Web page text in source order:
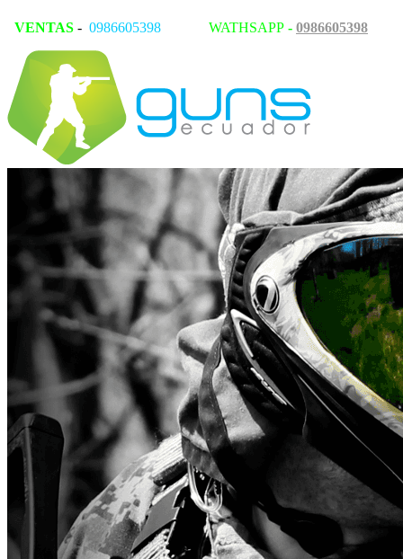
VENTAS - 0986605398 WATHSAPP - 0986605398